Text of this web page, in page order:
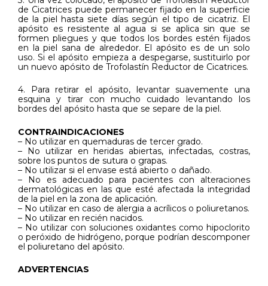
de Cicatrices puede permanecer fijado en la superficie
de la piel hasta siete días según el tipo de cicatriz. El
apósito es resistente al agua si se aplica sin que se
formen pliegues y que todos los bordes estén fijados
en la piel sana de alrededor. El apósito es de un solo
uso. Si el apósito empieza a despegarse, sustituirlo por
un nuevo apósito de Trofolastín Reductor de Cicatrices.
4. Para retirar el apósito, levantar suavemente una
esquina y tirar con mucho cuidado levantando los
bordes del apósito hasta que se separe de la piel.
CONTRAINDICACIONES
– No utilizar en quemaduras de tercer grado.
– No utilizar en heridas abiertas, infectadas, costras,
sobre los puntos de sutura o grapas.
– No utilizar si el envase está abierto o dañado.
– No es adecuado para pacientes con alteraciones
dermatológicas en las que esté afectada la integridad
de la piel en la zona de aplicación.
– No utilizar en caso de alergia a acrílicos o poliuretanos.
– No utilizar en recién nacidos.
– No utilizar con soluciones oxidantes como hipoclorito
o peróxido de hidrógeno, porque podrían descomponer
el poliuretano del apósito.
ADVERTENCIAS